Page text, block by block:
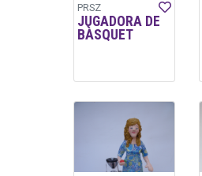
PRSZ
JUGADORA DE
BÀSQUET